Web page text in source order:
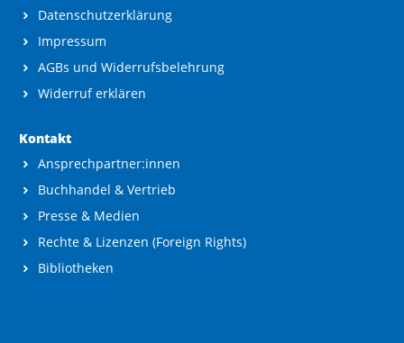
Datenschutzerklärung
Impressum
AGBs und Widerrufsbelehrung
Widerruf erklären
Kontakt
Ansprechpartner:innen
Buchhandel & Vertrieb
Presse & Medien
Rechte & Lizenzen (Foreign Rights)
Bibliotheken